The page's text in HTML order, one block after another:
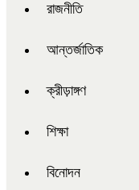
রাজনীতি
আন্তর্জাতিক
ক্রীড়াঙ্গণ
শিক্ষা
বিনোদন